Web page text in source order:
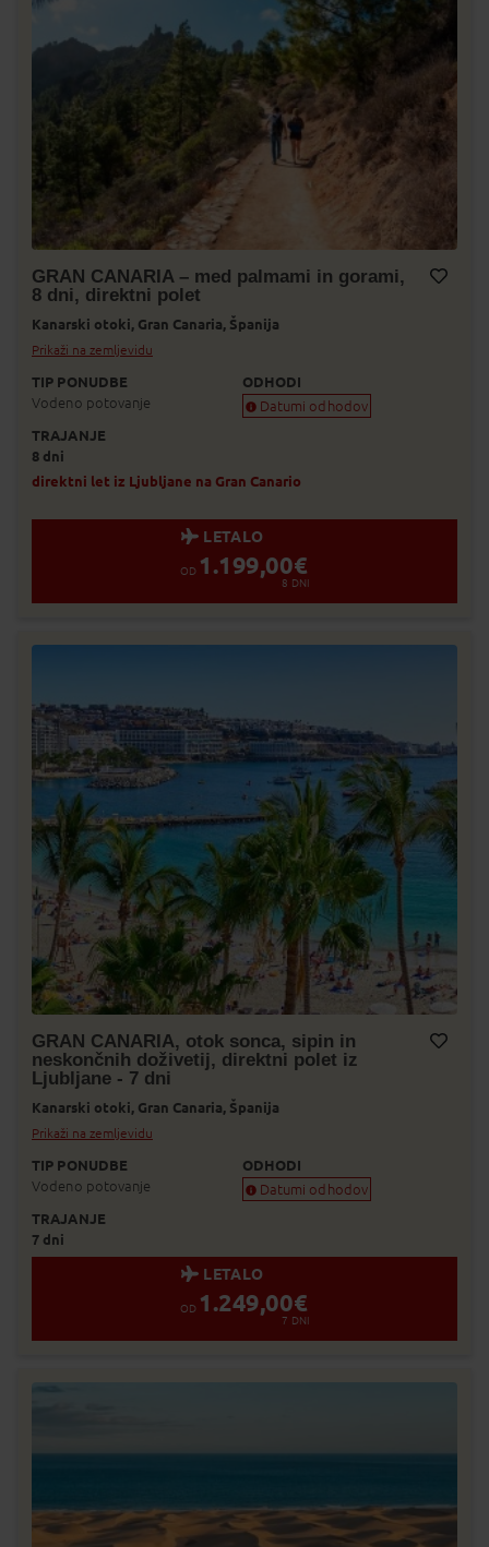
GRAN CANARIA – med palmami in gorami,
8 dni, direktni polet
Kanarski otoki, Gran Canaria, Španija
Prikaži na zemljevidu
TIP PONUDBE
Vodeno potovanje
ODHODI
Datumi odhodov
Zasedeno
TRAJANJE
8 dni
direktni let iz Ljubljane na Gran Canario
LETALO
OD 1.199,00€
8 DNI
GRAN CANARIA, otok sonca, sipin in
neskončnih doživetij, direktni polet iz
Ljubljane - 7 dni
Kanarski otoki, Gran Canaria, Španija
Prikaži na zemljevidu
TIP PONUDBE
Vodeno potovanje
ODHODI
Datumi odhodov
prodaje.
TRAJANJE
7 dni
LETALO
OD 1.249,00€
7 DNI